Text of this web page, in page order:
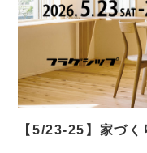
【5/23-25】家づ